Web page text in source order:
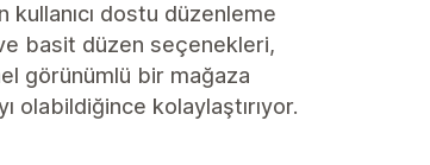
kullanıcı dostu düzenleme
basit düzen seçenekleri,
görünümlü bir mağaza
olabildiğince kolaylaştırıyor.